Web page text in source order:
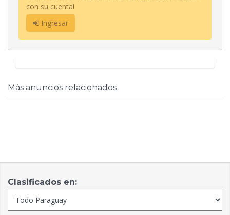
con su cuenta!
Ingresar
Más anuncios relacionados
Clasificados en: